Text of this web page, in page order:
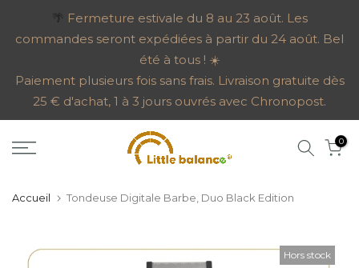
au
🌴 Fermeture estivale du 8 au 23 août. Les
commandes seront expédiées à partir du 24 août. Bel
été à tous ! ☀️
Paiement plusieurs fois sans frais. Livraison gratuite dès
25 € d'achat, 1 à 3 jours ouvrés avec Chronopost.
0
Accueil Tondeuse Digitale Barbe, Duo Black Edition
Hors stock